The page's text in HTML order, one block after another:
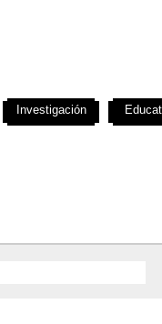
Investigación